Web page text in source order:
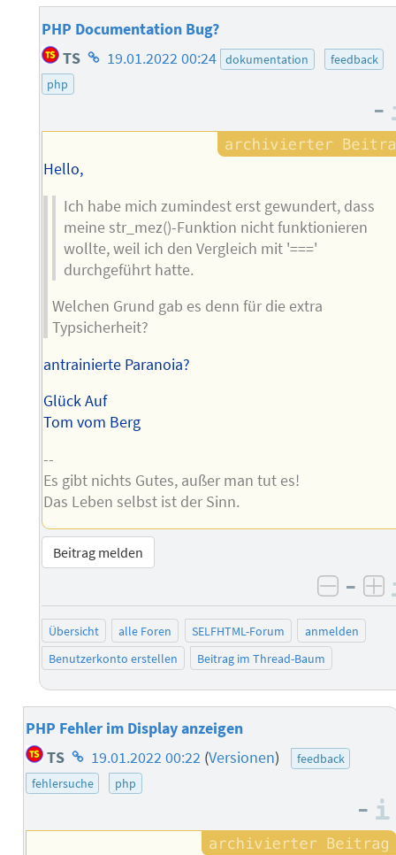
PHP Documentation Bug?
TS Homepage
19.01.2022 00:24 dokumentation
feedback
php
–
Hello,
Ich habe mich zumindest erst gewundert, dass
meine str_mez()-Funktion nicht funktionieren
wollte, weil ich den Vergleich mit '==='
durchgeführt hatte.
Welchen Grund gab es denn für die extra
Typsicherheit?
antrainierte Paranoia?
Glück Auf
Tom vom Berg
--
Es gibt nichts Gutes, außer man tut es!
Das Leben selbst ist der Sinn.
Beitrag melden
–
Übersicht alle Foren SELFHTML-Forum
anmelden
Benutzerkonto erstellen
Beitrag im Thread-Baum
PHP Fehler im Display anzeigen
TS Homepage
des
19.01.2022 00:22 (Versionen)
feedback
fehlersuche
php
–